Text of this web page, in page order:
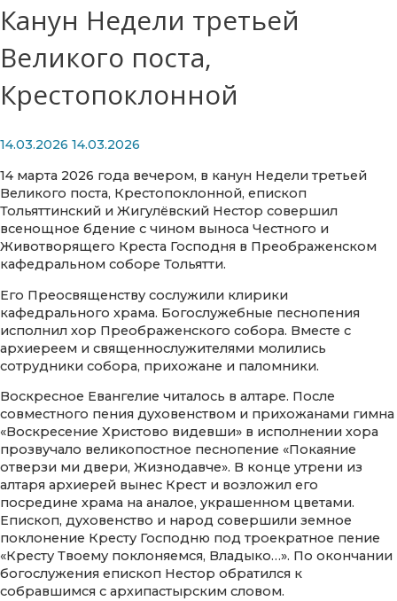
Канун Недели третьей
Великого поста,
Крестопоклонной
14.03.2026 14.03.2026
14 марта 2026 года вечером, в канун Недели третьей
Великого поста, Крестопоклонной, епископ
Тольяттинский и Жигулёвский Нестор совершил
всенощное бдение с чином выноса Честного и
Животворящего Креста Господня в Преображенском
кафедральном соборе Тольятти.
Его Преосвященству сослужили клирики
кафедрального храма. Богослужебные песнопения
исполнил хор Преображенского собора. Вместе с
архиереем и священнослужителями молились
сотрудники собора, прихожане и паломники.
Воскресное Евангелие читалось в алтаре. После
совместного пения духовенством и прихожанами гимна
«Воскресение Христово видевши» в исполнении хора
прозвучало великопостное песнопение «Покаяние
отверзи ми двери, Жизнодавче». В конце утрени из
алтаря архиерей вынес Крест и возложил его
посредине храма на аналое, украшенном цветами.
Епископ, духовенство и народ совершили земное
поклонение Кресту Господню под троекратное пение
«Кресту Твоему поклоняемся, Владыко…». По окончании
богослужения епископ Нестор обратился к
собравшимся с архипастырским словом.